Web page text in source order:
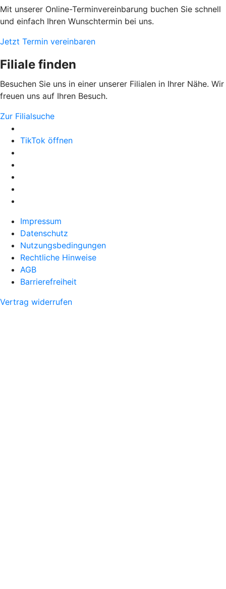
Mit unserer Online-Terminvereinbarung buchen Sie schnell
und einfach Ihren Wunschtermin bei uns.
Jetzt Termin vereinbaren
Filiale finden
Besuchen Sie uns in einer unserer Filialen in Ihrer Nähe. Wir
freuen uns auf Ihren Besuch.
Zur Filialsuche
TikTok öffnen
Impressum
Datenschutz
Nutzungsbedingungen
Rechtliche Hinweise
AGB
Barrierefreiheit
Vertrag widerrufen